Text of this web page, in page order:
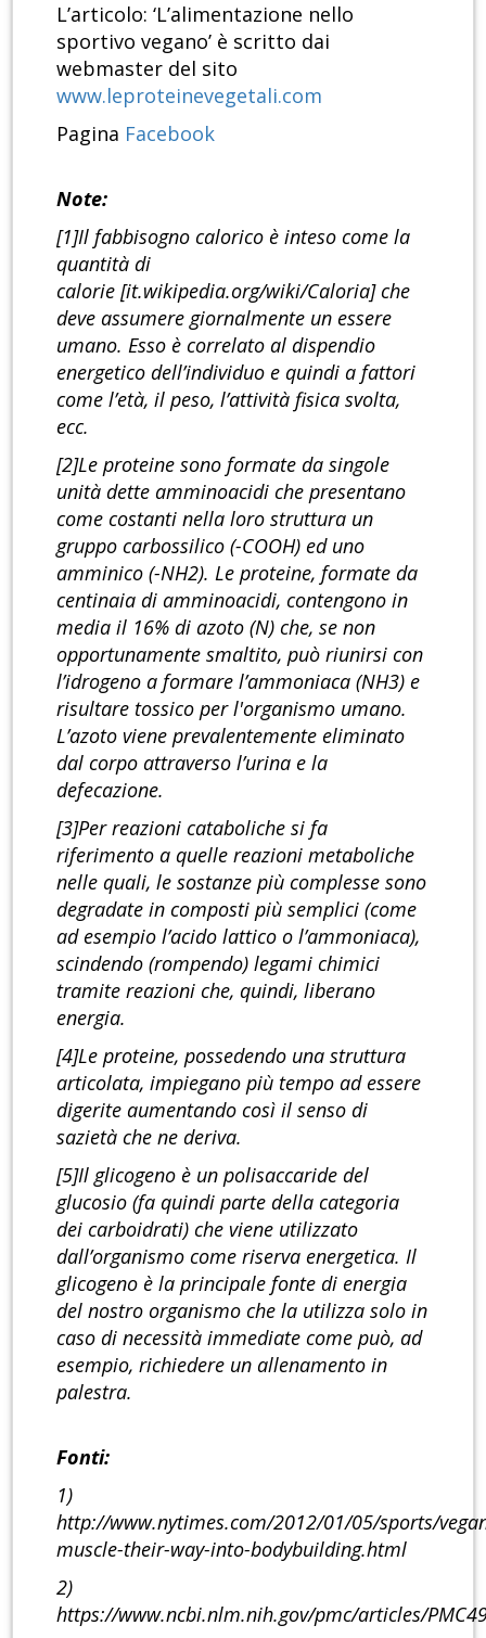
L’articolo: ‘L’alimentazione nello
sportivo vegano’ è scritto dai
webmaster del sito
www.leproteinevegetali.com
Pagina Facebook
Note:
[1]Il fabbisogno calorico è inteso come la
quantità di
calorie [it.wikipedia.org/wiki/Caloria] che
deve assumere giornalmente un essere
umano. Esso è correlato al dispendio
energetico dell’individuo e quindi a fattori
come l’età, il peso, l’attività fisica svolta,
ecc.
[2]Le proteine sono formate da singole
unità dette amminoacidi che presentano
come costanti nella loro struttura un
gruppo carbossilico (-COOH) ed uno
amminico (-NH2). Le proteine, formate da
centinaia di amminoacidi, contengono in
media il 16% di azoto (N) che, se non
opportunamente smaltito, può riunirsi con
l’idrogeno a formare l’ammoniaca (NH3) e
risultare tossico per l'organismo umano.
L’azoto viene prevalentemente eliminato
dal corpo attraverso l’urina e la
defecazione.
[3]Per reazioni cataboliche si fa
riferimento a quelle reazioni metaboliche
nelle quali, le sostanze più complesse sono
degradate in composti più semplici (come
ad esempio l’acido lattico o l’ammoniaca),
scindendo (rompendo) legami chimici
tramite reazioni che, quindi, liberano
energia.
[4]Le proteine, possedendo una struttura
articolata, impiegano più tempo ad essere
digerite aumentando così il senso di
sazietà che ne deriva.
[5]Il glicogeno è un polisaccaride del
glucosio (fa quindi parte della categoria
dei carboidrati) che viene utilizzato
dall’organismo come riserva energetica. Il
glicogeno è la principale fonte di energia
del nostro organismo che la utilizza solo in
caso di necessità immediate come può, ad
esempio, richiedere un allenamento in
palestra.
Fonti:
1)
http://www.nytimes.com/2012/01/05/sports/
muscle-their-way-into-bodybuilding.html
2)
https://www.ncbi.nlm.nih.gov/pmc/articles/